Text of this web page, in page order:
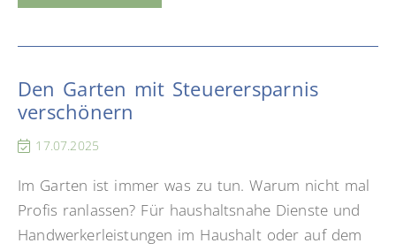
für
&
jetzt
beachten
müssen
Den Garten mit Steuerersparnis
verschönern
17.07.2025
Im Garten ist immer was zu tun. Warum nicht mal
Profis ranlassen? Für haushaltsnahe Dienste und
Handwerkerleistungen im Haushalt oder auf dem